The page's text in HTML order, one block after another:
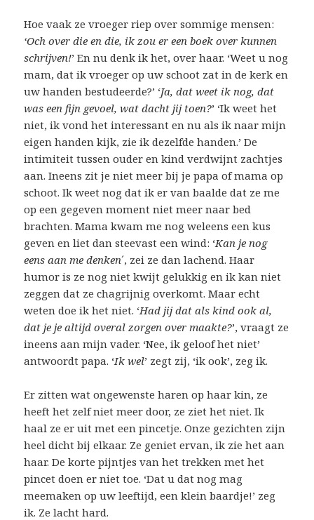
Hoe vaak ze vroeger riep over sommige mensen:
‘Och over die en die, ik zou er een boek over kunnen
schrijven!’ En nu denk ik het, over haar. ‘Weet u nog
mam, dat ik vroeger op uw schoot zat in de kerk en
uw handen bestudeerde?’ ‘Ja, dat weet ik nog, dat
was een fijn gevoel, wat dacht jij toen?’ ‘Ik weet het
niet, ik vond het interessant en nu als ik naar mijn
eigen handen kijk, zie ik dezelfde handen.’ De
intimiteit tussen ouder en kind verdwijnt zachtjes
aan. Ineens zit je niet meer bij je papa of mama op
schoot. Ik weet nog dat ik er van baalde dat ze me
op een gegeven moment niet meer naar bed
brachten. Mama kwam me nog weleens een kus
geven en liet dan steevast een wind: ‘Kan je nog
eens aan me denken´, zei ze dan lachend. Haar
humor is ze nog niet kwijt gelukkig en ik kan niet
zeggen dat ze chagrijnig overkomt. Maar echt
weten doe ik het niet. ‘Had jij dat als kind ook al,
dat je je altijd overal zorgen over maakte?’, vraagt ze
ineens aan mijn vader. ‘Nee, ik geloof het niet’
antwoordt papa. ‘Ik wel’ zegt zij, ‘ik ook’, zeg ik.
Er zitten wat ongewenste haren op haar kin, ze
heeft het zelf niet meer door, ze ziet het niet. Ik
haal ze er uit met een pincetje. Onze gezichten zijn
heel dicht bij elkaar. Ze geniet ervan, ik zie het aan
haar. De korte pijntjes van het trekken met het
pincet doen er niet toe. ‘Dat u dat nog mag
meemaken op uw leeftijd, een klein baardje!’ zeg
ik. Ze lacht hard.